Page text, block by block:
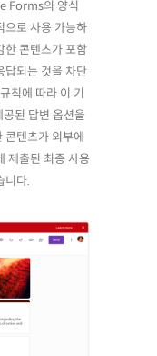
Forms의 양식
으로 사용 가능하
한 콘텐츠가 포함
답되는 것을 차단
칙에 따라 이 기
된 답변 옵션을
콘텐츠가 외부에
제출된 최종 사용
니다.